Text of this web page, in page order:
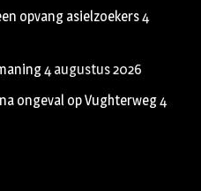
opvang asielzoekers4
4 augustus 2026
ongeval op Vughterweg4